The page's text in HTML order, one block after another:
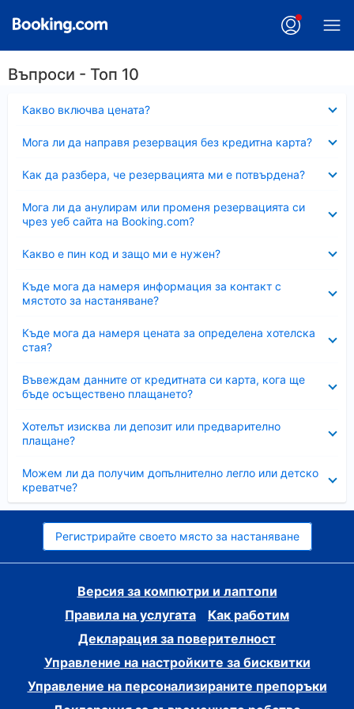
Въпроси - Топ 10
Какво включва цената?
Мога ли да направя резервация без кредитна карта?
Как да разбера, че резервацията ми е потвърдена?
Мога ли да анулирам или променя резервацията си
чрез уеб сайта на Booking.com?
Какво е пин код и защо ми е нужен?
Къде мога да намеря информация за контакт с
мястото за настаняване?
Къде мога да намеря цената за определена хотелска
стая?
Въвеждам данните от кредитната си карта, кога ще
бъде осъществено плащането?
Хотелът изисква ли депозит или предварително
плащане?
Можем ли да получим допълнително легло или детско
креватче?
Регистрирайте своето място за настаняване
Версия за компютри и лаптопи
Правила на услугата
Как работим
Декларация за поверителност
Управление на настройките за бисквитки
Управление на персонализираните препоръки